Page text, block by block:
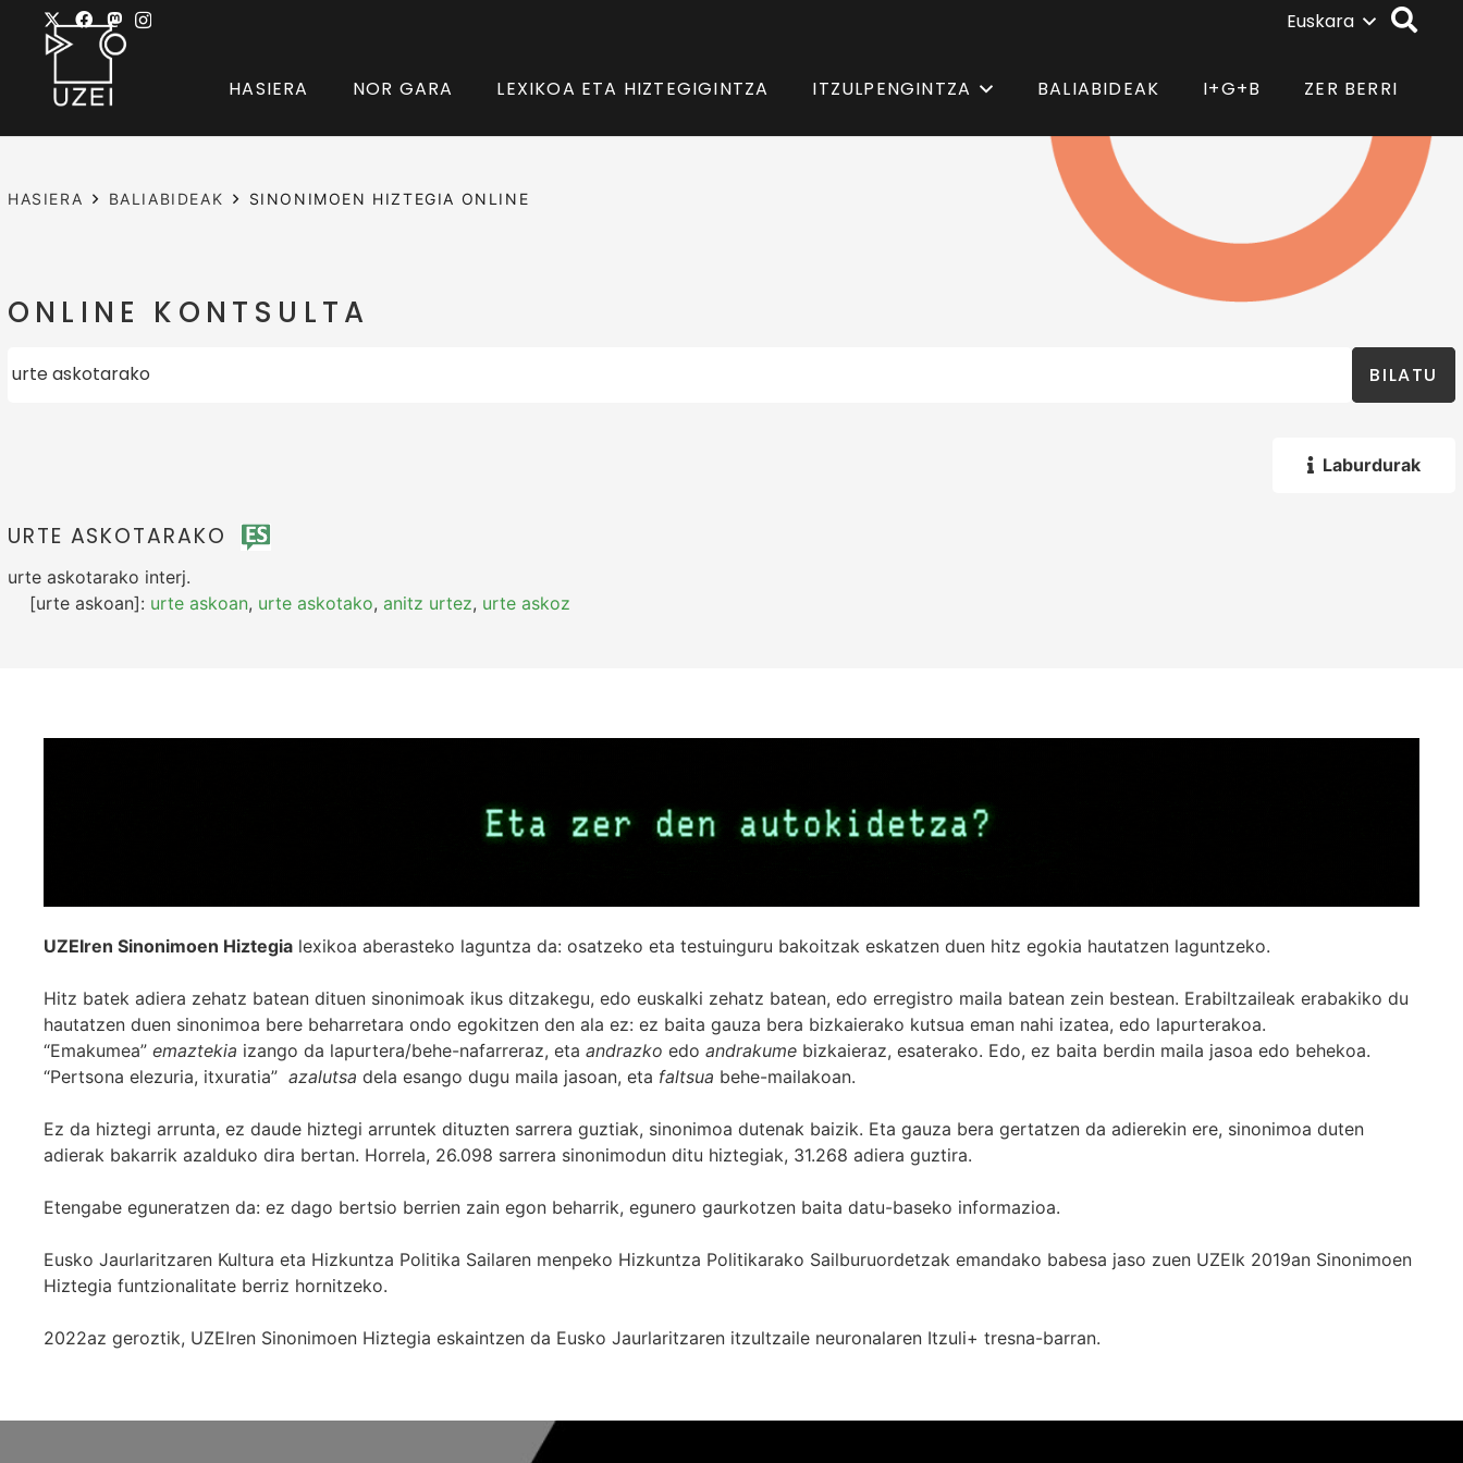
Euskara
HASIERA NOR GARA LEXIKOA ETA HIZTEGIGINTZA ITZULPENGINTZA BALIABIDEAK I+G+B ZER BERRI
HASIERA BALIABIDEAK SINONIMOEN HIZTEGIA ONLINE
ONLINE KONTSULTA
BILATU
Laburdurak
URTE ASKOTARAKO
urte askotarako interj.
[urte askoan]: urte askoan, urte askotako, anitz urtez, urte askoz
UZEIren Sinonimoen Hiztegia lexikoa aberasteko laguntza da: osatzeko eta testuinguru bakoitzak eskatzen duen hitz egokia hautatzen laguntzeko.
Hitz batek adiera zehatz batean dituen sinonimoak ikus ditzakegu, edo euskalki zehatz batean, edo erregistro maila batean zein bestean. Erabiltzaileak erabakiko du
hautatzen duen sinonimoa bere beharretara ondo egokitzen den ala ez: ez baita gauza bera bizkaierako kutsua eman nahi izatea, edo lapurterakoa.
“Emakumea” emaztekia izango da lapurtera/behe-nafarreraz, eta andrazko edo andrakume bizkaieraz, esaterako. Edo, ez baita berdin maila jasoa edo behekoa.
“Pertsona elezuria, itxuratia” azalutsa dela esango dugu maila jasoan, eta faltsua behe-mailakoan.
Ez da hiztegi arrunta, ez daude hiztegi arruntek dituzten sarrera guztiak, sinonimoa dutenak baizik. Eta gauza bera gertatzen da adierekin ere, sinonimoa duten
adierak bakarrik azalduko dira bertan. Horrela, 26.098 sarrera sinonimodun ditu hiztegiak, 31.268 adiera guztira.
Etengabe eguneratzen da: ez dago bertsio berrien zain egon beharrik, egunero gaurkotzen baita datu-baseko informazioa.
Eusko Jaurlaritzaren Kultura eta Hizkuntza Politika Sailaren menpeko Hizkuntza Politikarako Sailburuordetzak emandako babesa jaso zuen UZEIk 2019an Sinonimoen
Hiztegia funtzionalitate berriz hornitzeko.
2022az geroztik, UZEIren Sinonimoen Hiztegia eskaintzen da Eusko Jaurlaritzaren itzultzaile neuronalaren Itzuli+ tresna-barran.